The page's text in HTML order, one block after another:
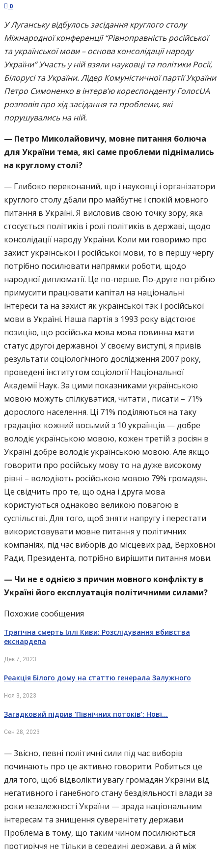
0
У Луганську відбулось засідання круглого столу
Міжнародної конференції “Рівноправність російської
та української мови – основа консолідації народу
України” Участь у ній взяли науковці та політики Росії,
Білорусі та України. Лідер Комуністичної партії України
Петро Симоненко в інтерв’ю кореспонденту ГолосUA
розповів про хід засідання та проблеми, які
порушувались на ній.
— Петро Миколайовичу, мовне питання болюча
для України тема, які саме проблеми піднімались
на круглому столі?
— Глибоко переконаний, що і науковці і організатори
круглого столу дбали про майбутнє і спокій мовного
питання в Україні. Я висловив свою точку зору, яка
стосується політиків і ролі політиків в державі, щодо
консолідації народу України. Коли ми говоримо про
захист української і російської мови, то в першу чергу
потрібно посилювати напрямки роботи, щодо
народної дипломатії. Це по-перше. По-друге потрібно
примусити працювати капітал на національні
інтереси та на захист як української так і російської
мови в Україні. Наша партія з 1993 року відстоює
позицію, що російська мова мова повинна мати
статус другої державної. У своєму виступі, я привів
результати соціологічного дослідження 2007 року,
проведені інститутом соціології Національної
Академії Наук. За цими показниками українською
мовою можуть спілкуватися, читати , писати – 71%
дорослого населення. Ці 71% поділяються на таку
градацію: кожний восьмий з 10 українців — добре
володіє українською мовою, кожен третій з росіян в
Україні добре володіє українською мовою. Але якщо
говорити про російську мову то на дуже високому
рівні – володіють російською мовою 79% громадян.
Це свідчить про те, що одна і друга мова
користуються однаково великою повагою в
суспільстві. Для того, щоб зняти напругу і перестати
використовувати мовне питання у політичних
компаніях, під час виборів до місцевих рад, Верховної
Ради, Президента, потрібно вирішити питання мови.
— Чи не є однією з причин мовного конфлікту в
Україні його експлуатація політичними силами?
Похожие сообщения
Трагічна смерть Іллі Киви: Розслідування вбивства
екснардепа
Дек 7, 2023
Реакція Білого дому на статтю генерала Залужного
Ноя 3, 2023
Загадковий підрив ‘Північних потоків’: Нові…
Сен 28, 2023
— Звісно, певні політичні сили під час виборів
починають про це активно говорити. Робиться це
для того, щоб відволікти увагу громадян України від
негативного і ганебного стану бездіяльності влади за
роки незалежності України — зрада національним
інтересам та знищення суверенітету держави
Проблема в тому, що таким чином посилюються
протиріччя не тільки в середині держави, а й між